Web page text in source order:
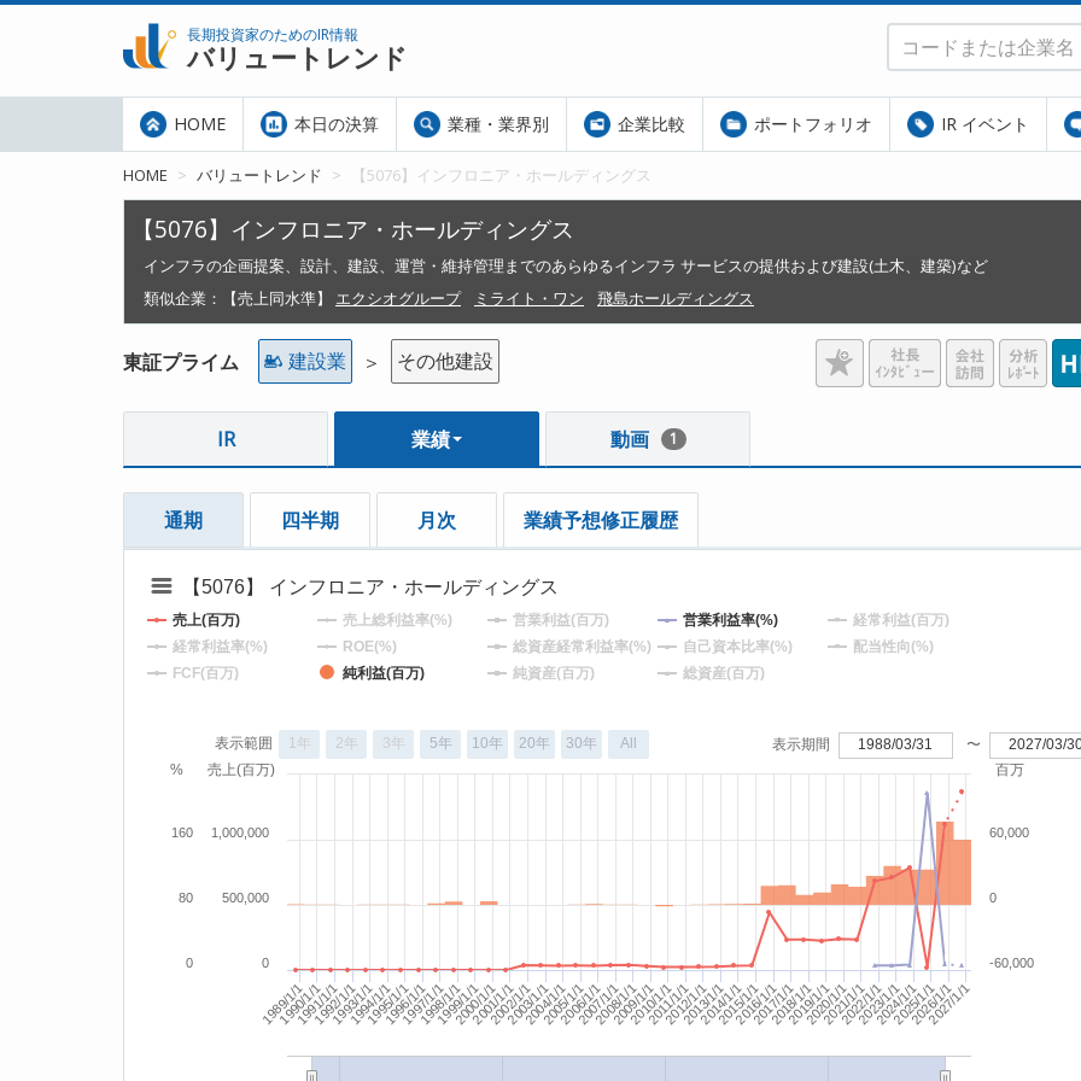
長期投資家のためのIR情報
バリュートレンド
HOME 本日の決算 業種・業界別 企業比較 ポートフォリオ IR イベント
HOME バリュートレンド 【5076】インフロニア・ホールディングス
【5076】インフロニア・ホールディングス
インフラの企画提案、設計、建設、運営・維持管理までのあらゆるインフラ サービスの提供および建設(土木、建築)など
類似企業：
【売上同水準】 エクシオグループ ミライト・ワン 飛島ホールディングス
東証プライム 建設業 ＞ その他建設
IR 業績 動画 1
通期 四半期 月次 業績予想修正履歴
売上(百万)
% 百万
【5076】 インフロニア・ホールディングス
1989/1/1
1990/1/1
1991/1/1
1992/1/1
1993/1/1
1994/1/1
1995/1/1
1996/1/1
1997/1/1
1998/1/1
1999/1/1
2000/1/1
2001/1/1
2002/1/1
2003/1/1
2004/1/1
2005/1/1
2006/1/1
2007/1/1
2008/1/1
2009/1/1
2010/1/1
2011/1/1
2012/1/1
2013/1/1
2014/1/1
2015/1/1
2016/1/1
2017/1/1
2018/1/1
2019/1/1
2020/1/1
2021/1/1
2022/1/1
2023/1/1
2024/1/1
2025/1/1
2026/1/1
2027/1/1
0
500,000
1,000,000
0
80
160
0
60,000
-60,000
表示範囲 1年 2年 3年 5年 10年 20年 30年 All 表示期間 1988/03/31 〜 2027/03/
売上(百万) 売上総利益率(%) 営業利益(百万) 営業利益率(%)
経常利益(百万)
経常利益率(%)
ROE(%) 総資産経常利益率(%) 自己資本比率(%)
配当性向(%)
FCF(百万)
純利益(百万) 純資産(百万) 総資産(百万)